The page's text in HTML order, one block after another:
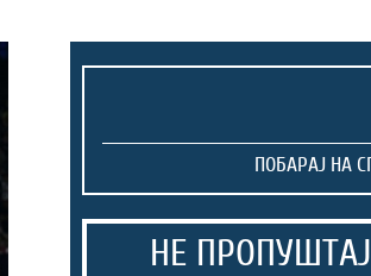
НЕ ПРОПУШТАЈ